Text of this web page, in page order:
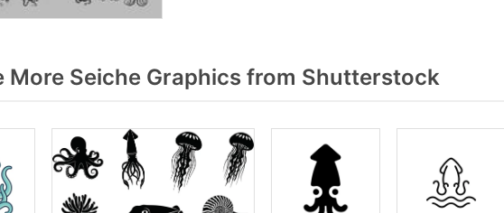
More Seiche Graphics from Shutterstock